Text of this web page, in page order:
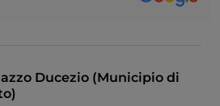
Ducezio (Municipio di